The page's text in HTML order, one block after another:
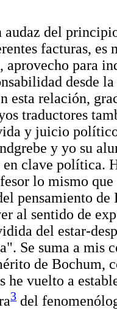
audaz del
facturas,
aprovecho para
desde
esta relación,
traductores
y juicio
y yo su
clave política.
lo mismo
pensamiento
al sentido de
del estar-
Se suma a mis
de Bochum,
he vuelto a
3 del